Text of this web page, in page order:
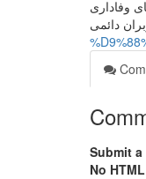
وفاداری
Submit a
No HTML